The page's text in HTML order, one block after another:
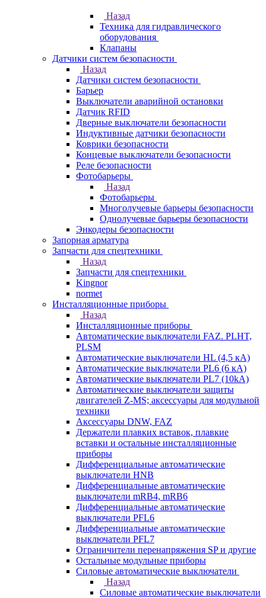
Назад
Техника для гидравлического
оборудования
Клапаны
Датчики систем безопасности
Назад
Датчики систем безопасности
Барьер
Выключатели аварийной остановки
Датчик RFID
Дверные выключатели безопасности
Индуктивные датчики безопасности
Коврики безопасности
Концевые выключатели безопасности
Реле безопасности
Фотобарьеры
Назад
Фотобарьеры
Многолучевые барьеры безопасности
Однолучевые барьеры безопасности
Энкодеры безопасности
Запорная арматура
Запчасти для спецтехники
Назад
Запчасти для спецтехники
Kingnor
normet
Инсталляционные приборы
Назад
Инсталляционные приборы
Автоматические выключатели FAZ. PLHT,
PLSM
Автоматические выключатели HL (4,5 кА)
Автоматические выключатели PL6 (6 кА)
Автоматические выключатели PL7 (10kA)
Автоматические выключатели защиты
двигателей Z-MS; аксессуары для модульной
техники
Аксессуары DNW, FAZ
Держатели плавких вставок, плавкие
вставки и остальные инсталляционные
приборы
Дифференциальные автоматические
выключатели HNB
Дифференциальные автоматические
выключатели mRB4, mRB6
Дифференциальные автоматические
выключатели PFL6
Дифференциальные автоматические
выключатели PFL7
Ограничители перенапряжения SP и другие
Остальные модульные приборы
Силовые автоматические выключатели
Назад
Силовые автоматические выключатели